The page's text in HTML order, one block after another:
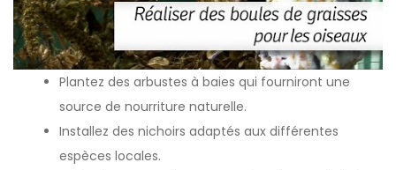
Plantez des arbustes à baies qui fourniront une
source de nourriture naturelle.
Installez des nichoirs adaptés aux différentes
espèces locales.